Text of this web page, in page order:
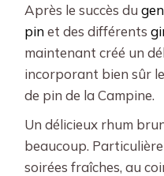
Après le succès du
pinet des différents
maintenant créé un
incorporant bien sûr
de pin de la Campine.
Un délicieux rhum
beaucoup.
soirées fraîches, au